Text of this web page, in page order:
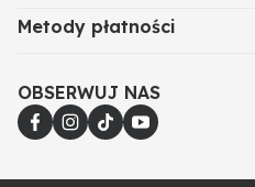
Metody płatności
OBSERWUJ NAS